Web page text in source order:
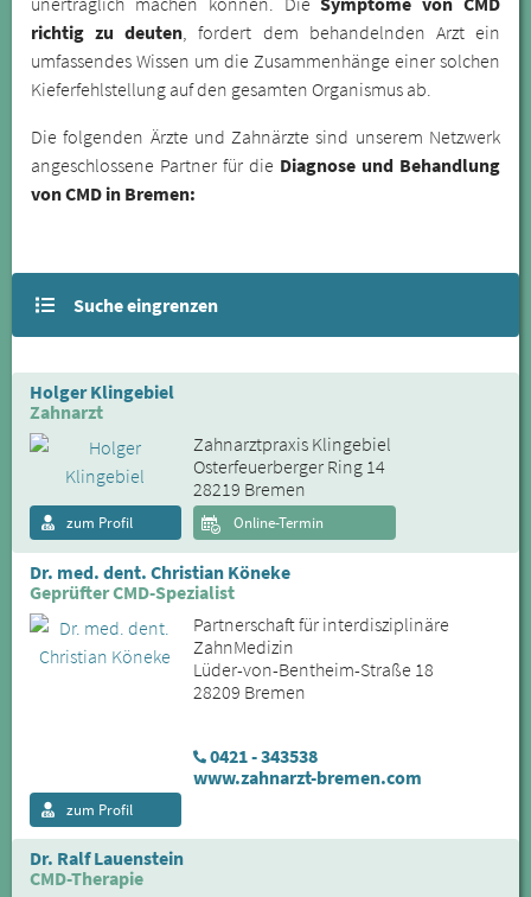
richtig zu deuten, fordert dem behandelnden Arzt ein
umfassendes Wissen um die Zusammenhänge einer solchen
Kieferfehlstellung auf den gesamten Organismus ab.
Die folgenden Ärzte und Zahnärzte sind unserem Netzwerk
angeschlossene Partner für die Diagnose und Behandlung
von CMD in Bremen:
Suche eingrenzen
Holger Klingebiel
Zahnarzt
Zahnarztpraxis Klingebiel
Osterfeuerberger Ring 14
28219 Bremen
zum Profil Online-Termin
Dr. med. dent. Christian Köneke
Geprüfter CMD-Spezialist
Partnerschaft für interdisziplinäre
ZahnMedizin
Lüder-von-Bentheim-Straße 18
28209 Bremen
0421 - 343538
www.zahnarzt-bremen.com
zum Profil
Dr. Ralf Lauenstein
CMD-Therapie